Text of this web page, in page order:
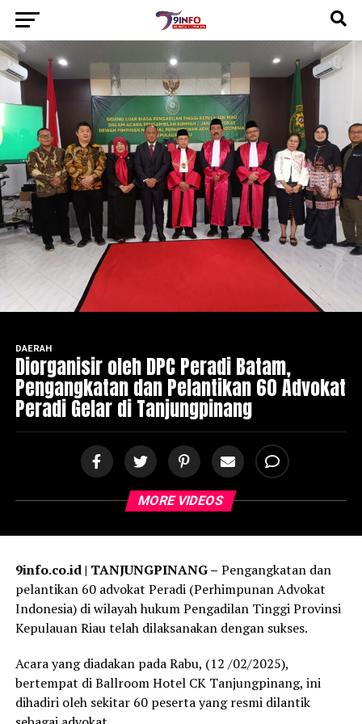
DAERAH
Diorganisir oleh DPC Peradi Batam,
Pengangkatan dan Pelantikan 60 Advokat
Peradi Gelar di Tanjungpinang
MORE VIDEOS
9info.co.id | TANJUNGPINANG – Pengangkatan dan
pelantikan 60 advokat Peradi (Perhimpunan Advokat
Indonesia) di wilayah hukum Pengadilan Tinggi Provinsi
Kepulauan Riau telah dilaksanakan dengan sukses.
Acara yang diadakan pada Rabu, (12 /02/2025),
bertempat di Ballroom Hotel CK Tanjungpinang, ini
dihadiri oleh sekitar 60 peserta yang resmi dilantik